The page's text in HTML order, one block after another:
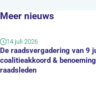
Meer nieuws
De raadsvergadering van 9
coalitieakkoord &
raadsleden
14 juli 2026